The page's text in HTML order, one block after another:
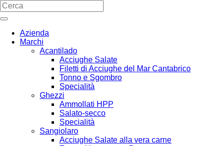
Azienda
Marchi
Acantilado
Acciughe Salate
Filetti di Acciughe del Mar Cantabrico
Tonno e Sgombro
Specialità
Ghezzi
Ammollati HPP
Salato-secco
Specialità
Sangiolaro
Acciughe Salate alla vera carne